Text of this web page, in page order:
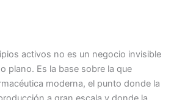
activos no es un negocio invisible
plano. Es la base sobre la que
moderna, el punto donde la